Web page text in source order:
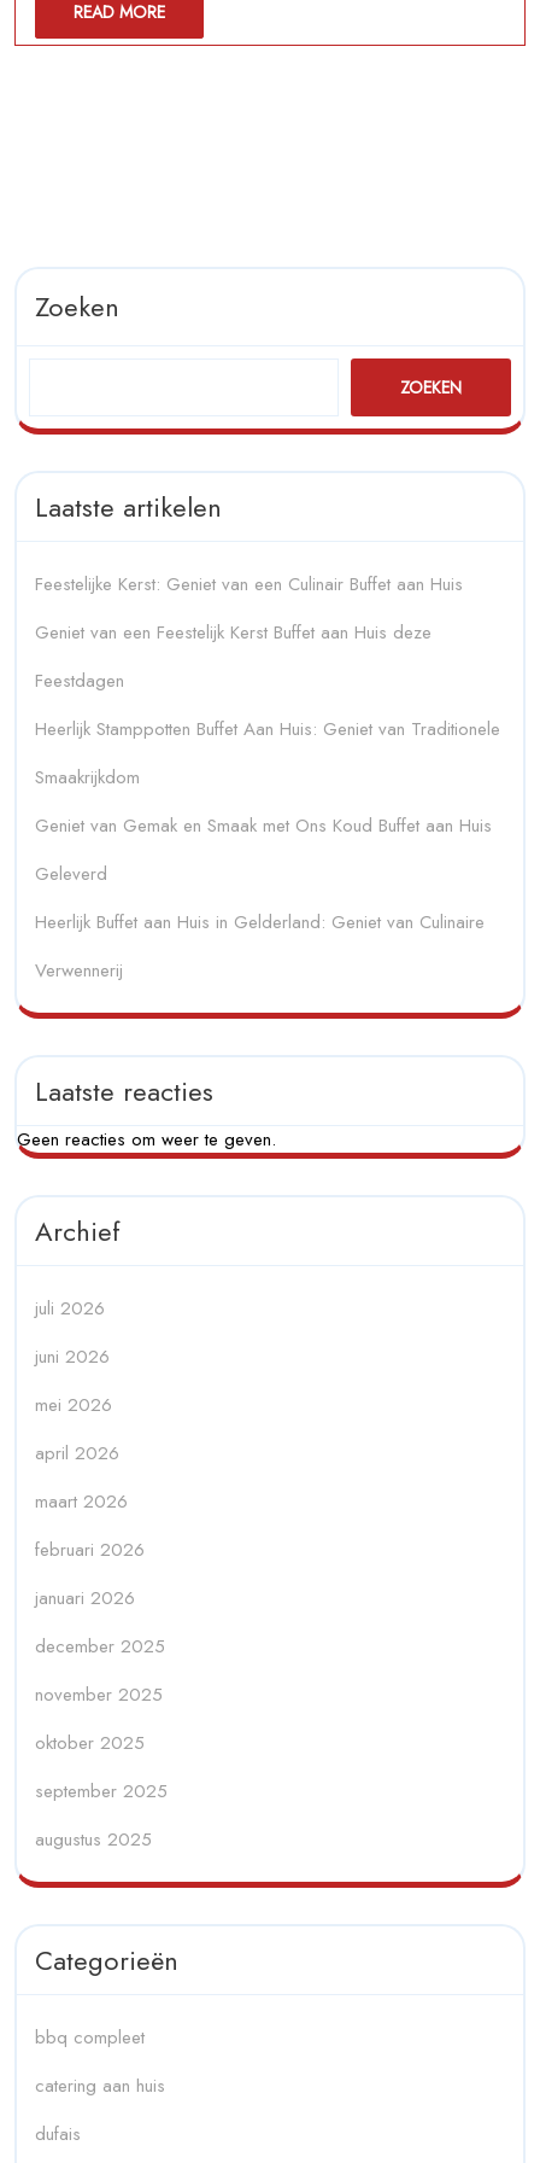
Jouw
READ MOREREAD
MORE
Zoeken
ZOEKEN
Laatste artikelen
Feestelijke Kerst: Geniet van een Culinair Buffet aan Huis
Geniet van een Feestelijk Kerst Buffet aan Huis deze
Feestdagen
Heerlijk Stamppotten Buffet Aan Huis: Geniet van Traditionele
Smaakrijkdom
Geniet van Gemak en Smaak met Ons Koud Buffet aan Huis
Geleverd
Heerlijk Buffet aan Huis in Gelderland: Geniet van Culinaire
Verwennerij
Laatste reacties
Geen reacties om weer te geven.
Archief
juli 2026
juni 2026
mei 2026
april 2026
maart 2026
februari 2026
januari 2026
december 2025
november 2025
oktober 2025
september 2025
augustus 2025
Categorieën
bbq compleet
catering aan huis
dufais